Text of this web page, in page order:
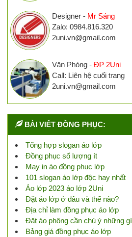
Designer - Mr Sáng
Zalo: 0984.816.320
2uni.vn@gmail.com
Văn Phòng - ĐP 2Uni
Call: Liên hệ cuối trang
2uni.vn@gmail.com
BÀI VIẾT ĐỒNG PHỤC:
Tổng hợp slogan áo lớp
Đồng phục số lượng ít
May in áo đồng phục lớp
101 slogan áo lớp độc hay nhất
Áo lớp 2023 áo lớp 2Uni
Đặt áo lớp ở đâu và thế nào?
Địa chỉ làm đồng phục áo lớp
Đặt áo phông cần chú ý những gì
Bảng giá đồng phục áo lớp